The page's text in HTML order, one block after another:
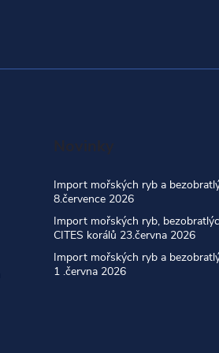
Import mořských ryb a
8.července 2026
Import mořských ryb,
CITES korálů 23.června 2026
Import mořských ryb a
1 .června 2026